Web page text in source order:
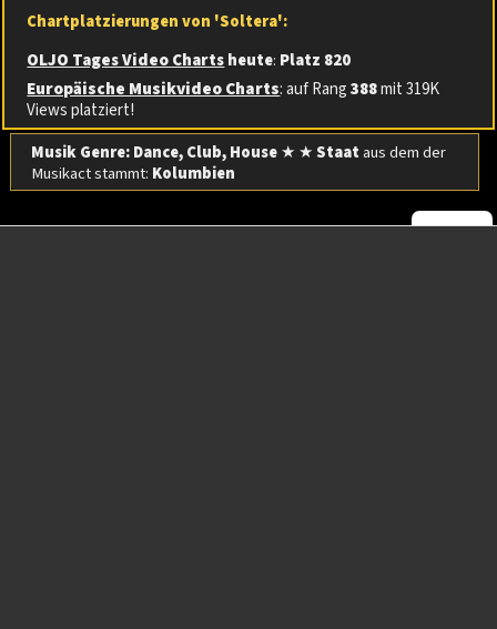
Chartplatzierungen von 'Soltera':
OLJO Tages Video Chartsheute: Platz 820
Europäische Musikvideo Charts: auf Rang388mit 319K
Views platziert!
Musik Genre: Dance, Club, House★ ★Staataus dem der
Musikact stammt: Kolumbien